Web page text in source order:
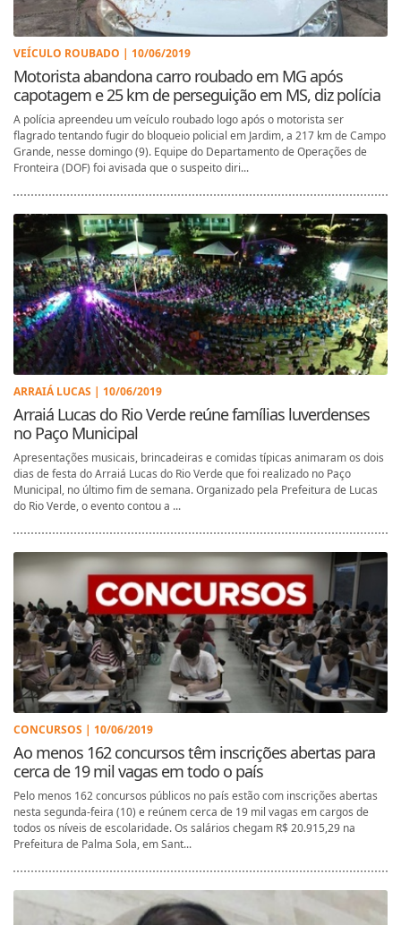
VEÍCULO ROUBADO | 10/06/2019
Motorista abandona carro roubado em MG após
capotagem e 25 km de perseguição em MS, diz polícia
A polícia apreendeu um veículo roubado logo após o motorista ser
flagrado tentando fugir do bloqueio policial em Jardim, a 217 km de Campo
Grande, nesse domingo (9). Equipe do Departamento de Operações de
Fronteira (DOF) foi avisada que o suspeito diri...
ARRAIÁ LUCAS | 10/06/2019
Arraiá Lucas do Rio Verde reúne famílias luverdenses
no Paço Municipal
Apresentações musicais, brincadeiras e comidas típicas animaram os dois
dias de festa do Arraiá Lucas do Rio Verde que foi realizado no Paço
Municipal, no último fim de semana. Organizado pela Prefeitura de Lucas
do Rio Verde, o evento contou a ...
CONCURSOS | 10/06/2019
Ao menos 162 concursos têm inscrições abertas para
cerca de 19 mil vagas em todo o país
Pelo menos 162 concursos públicos no país estão com inscrições abertas
nesta segunda-feira (10) e reúnem cerca de 19 mil vagas em cargos de
todos os níveis de escolaridade. Os salários chegam R$ 20.915,29 na
Prefeitura de Palma Sola, em Sant...